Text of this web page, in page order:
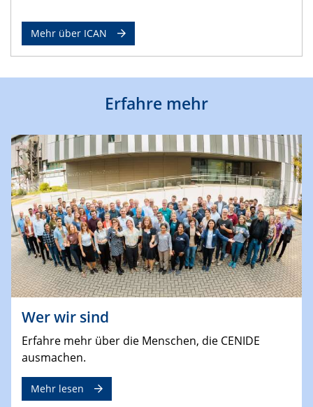
Mehr über ICAN
Erfahre mehr
Wer wir sind
Erfahre mehr über die Menschen, die CENIDE
ausmachen.
Mehr lesen